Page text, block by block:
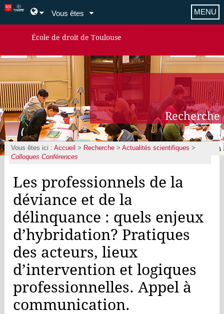
Vous êtes
École de droit de Toulouse
MENU
Recherche
Vous êtes ici :Accueil > Recherche >Actualités scientifiques >
Colloques Conférences
Les professionnels de la
déviance et de la
délinquance : quels enjeux
d’hybridation? Pratiques
des acteurs, lieux
d’intervention et logiques
professionnelles. Appel à
communication.